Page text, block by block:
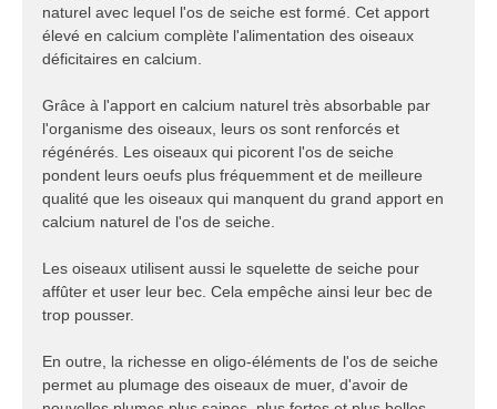
naturel avec lequel l'os de seiche est formé. Cet apport
élevé en calcium complète l'alimentation des oiseaux
déficitaires en calcium.
Grâce à l'apport en calcium naturel très absorbable par
l'organisme des oiseaux, leurs os sont renforcés et
régénérés. Les oiseaux qui picorent l'os de seiche
pondent leurs oeufs plus fréquemment et de meilleure
qualité que les oiseaux qui manquent du grand apport en
calcium naturel de l'os de seiche.
Les oiseaux utilisent aussi le squelette de seiche pour
affûter et user leur bec. Cela empêche ainsi leur bec de
trop pousser.
En outre, la richesse en oligo-éléments de l'os de seiche
permet au plumage des oiseaux de muer, d'avoir de